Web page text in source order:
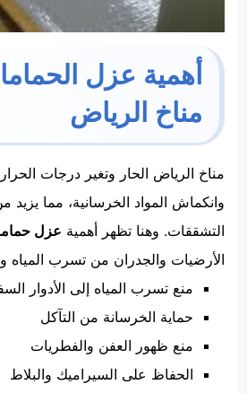
أهمية عزل
مناخ الرياض
مناخ الرياض الحار وتغير درجات
وانكماش المواد الخرسانية، مما يزيد
التشققات. وهنا تظهر أهمية عزل
الأرضيات والجدران من تسرب المياه
منع تسرب المياه إلى الأدوار
حماية الخرسانة من التآكل
منع ظهور العفن والفطريات
الحفاظ على السيراميك والبلاط